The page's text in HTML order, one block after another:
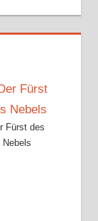
Fürst des
Nebels